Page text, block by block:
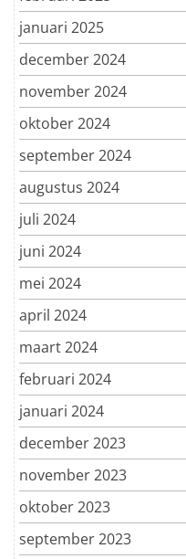
januari 2025
december 2024
november 2024
oktober 2024
september 2024
augustus 2024
juli 2024
juni 2024
mei 2024
april 2024
maart 2024
februari 2024
januari 2024
december 2023
november 2023
oktober 2023
september 2023